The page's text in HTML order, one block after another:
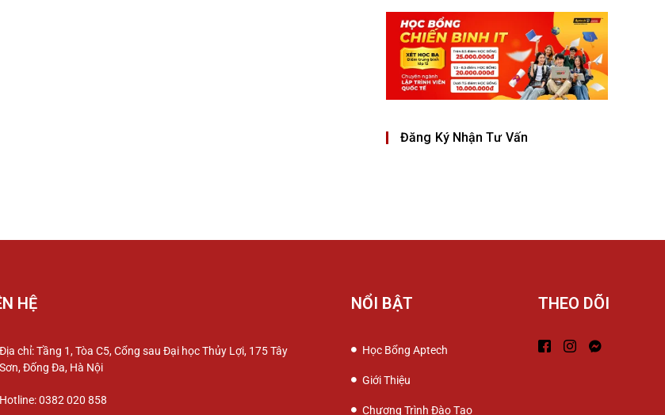
Đăng Ký Nhận Tư Vấn
HỆ
Địa chỉ: Tầng 1, Tòa C5, Cổng sau Đại học Thủy Lợi, 175 Tây
Sơn, Đống Đa, Hà Nội
Hotline: 0382 020 858
NỔI BẬT
Học Bổng Aptech
Giới Thiệu
Chương Trình Đào Tạo
THEO DÕI